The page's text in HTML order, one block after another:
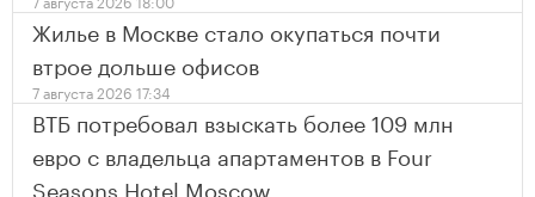
Жилье в Москве стало окупаться почти
втрое дольше офисов
7 августа 2026 17:34
ВТБ потребовал взыскать более 109 млн
евро с владельца апартаментов в Four
Seasons Hotel Moscow